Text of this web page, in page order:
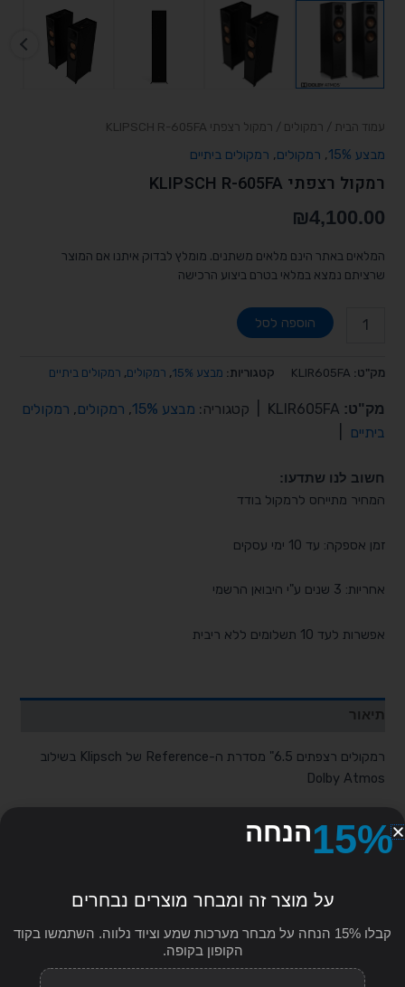
עמוד הבית / רמקולים / רמקול רצפתי KLIPSCH R-605FA
מבצע 15% , רמקולים, רמקולים ביתיים
רמקול רצפתי KLIPSCH R-605FA
₪4,100.00
המלאים באתר הינם מלאים משתנים. מומלץ לבדוק איתנו אם המוצר
שרציתם נמצא במלאי בטרם ביצוע הרכישה
הוספה לסל
מק"ט: KLIR605FA קטגוריות: מבצע 15% , רמקולים, רמקולים ביתיים
מק"ט: קטגוריה: מבצע 15% , רמקולים, רמקולים
ביתיים
חשוב לנו שתדעו:
המחיר מתייחס לרמקול בודד
זמן אספקה: עד 10 ימי עסקים
אחריות: 3 שנים ע"י היבואן הרשמי
אפשרות לעד 10 תשלומים ללא ריבית
תיאור
רמקולים רצפתים 6.5" מסדרת ה-Reference של Klipsch בשילוב
Dolby Atmos
for:
15%הנחה
על מוצר זה ומבחר מוצרים נבחרים
קבלו 15% הנחה על מבחר מערכות שמע וציוד נלווה. השתמשו בקוד
הקופון בקופה.